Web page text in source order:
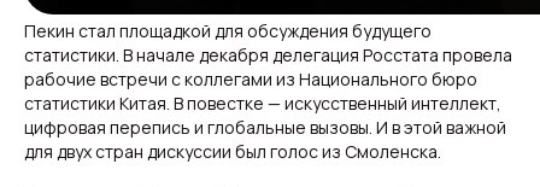
Пекин стал площадкой для обсуждения будущего
статистики. В начале декабря делегация Росстата провела
рабочие встречи с коллегами из Национального бюро
статистики Китая. В повестке — искусственный интеллект,
цифровая перепись и глобальные вызовы. И в этой важной
для двух стран дискуссии был голос из Смоленска.